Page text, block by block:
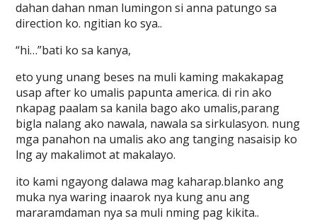
dahan dahan nman lumingon si anna patungo sa
direction ko. ngitian ko sya..
“hi…”bati ko sa kanya,
eto yung unang beses na muli kaming makakapag
usap after ko umalis papunta america. di rin ako
nkapag paalam sa kanila bago ako umalis,parang
bigla nalang ako nawala, nawala sa sirkulasyon. nung
mga panahon na umalis ako ang tanging nasaisip ko
lng ay makalimot at makalayo.
ito kami ngayong dalawa mag kaharap.blanko ang
muka nya waring inaarok nya kung anu ang
mararamdaman nya sa muli nming pag kikita..